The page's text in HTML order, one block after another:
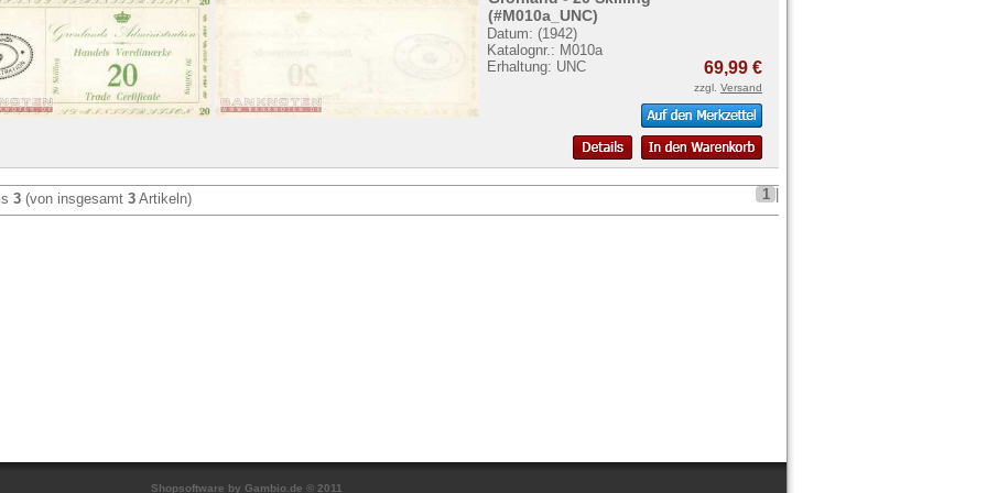
(#M010a_UNC)
Datum: (1942)
Katalognr.: M010a
Erhaltung: UNC
69,99 €
zzgl. Versand
3 (von insgesamt 3 Artikeln) 1
Shopsoftware by Gambio.de © 2011